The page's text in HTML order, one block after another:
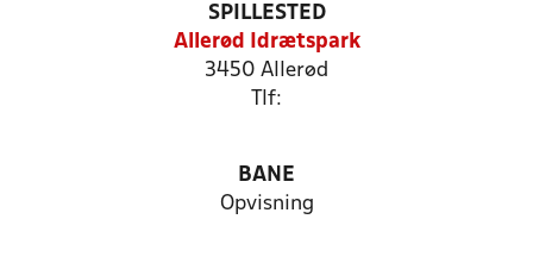
SPILLESTED
Allerød Idrætspark
3450 Allerød
Tlf:
BANE
Opvisning